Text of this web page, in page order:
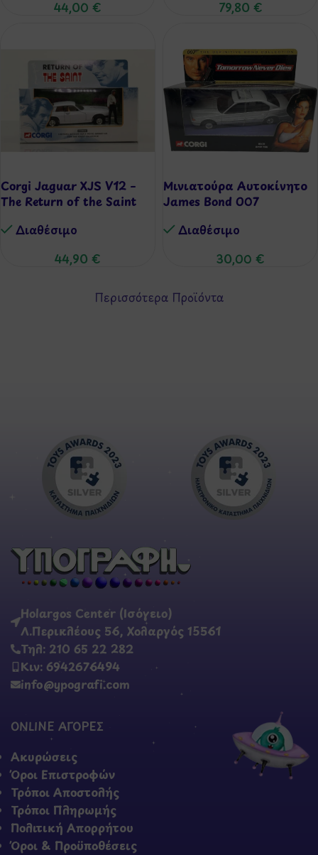
44,00 € 79,80 €
Corgi Jaguar XJS V12 –
The Return of the Saint
Διαθέσιμo
44,90 €
Μινιατούρα Αυτοκίνητο
James Bond 007
B.M.W 750i (1:36)
Διαθέσιμo
30,00 €
Περισσότερα Προϊόντα
Holargos Center (Ισόγειο)
Λ.Περικλέους 56, Χολαργός 15561
Τηλ: 210 65 22 282
Κιν: 6942676494
info@ypografi.com
ONLINE ΑΓΟΡΕΣ
Ακυρώσεις
Όροι Επιστροφών
Τρόποι Αποστολής
Τρόποι Πληρωμής
Πολιτική Απορρήτου
Όροι & Προϋποθέσεις